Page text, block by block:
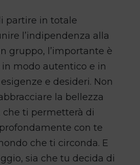
partire in totale
l’indipendenza alla
gruppo, l’importante è
modo autentico e in
e desideri. Non
la bellezza
che ti permetterà di
con te
che ti circonda. E
sia che tu decida di